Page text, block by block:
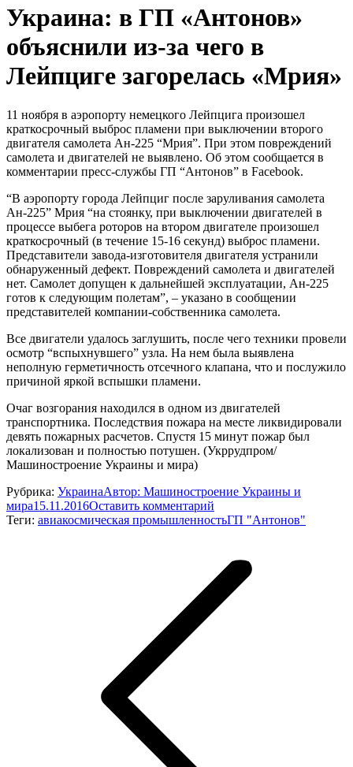
Украина: в ГП «Антонов»
объяснили из-за чего в
Лейпциге загорелась «Мрия»
11 ноября в аэропорту немецкого Лейпцига произошел
краткосрочный выброс пламени при выключении второго
двигателя самолета Ан-225 “Мрия”. При этом повреждений
самолета и двигателей не выявлено. Об этом сообщается в
комментарии пресс-службы ГП “Антонов” в Facebook.
“В аэропорту города Лейпциг после заруливания самолета
Ан-225” Мрия “на стоянку, при выключении двигателей в
процессе выбега роторов на втором двигателе произошел
краткосрочный (в течение 15-16 секунд) выброс пламени.
Представители завода-изготовителя двигателя устранили
обнаруженный дефект. Повреждений самолета и двигателей
нет. Самолет допущен к дальнейшей эксплуатации, Ан-225
готов к следующим полетам”, – указано в сообщении
представителей компании-собственника самолета.
Все двигатели удалось заглушить, после чего техники провели
осмотр “вспыхнувшего” узла. На нем была выявлена
неполную герметичность отсечного клапана, что и послужило
причиной яркой вспышки пламени.
Очаг возгорания находился в одном из двигателей
транспортника. Последствия пожара на месте ликвидировали
девять пожарных расчетов. Спустя 15 минут пожар был
локализован и полностью потушен. (Укррудпром/
Машиностроение Украины и мира)
Рубрика: УкраинаАвтор: Машиностроение Украины и
мира15.11.2016Оставить комментарий
Теги: авиакосмическая промышленностьГП "Антонов"